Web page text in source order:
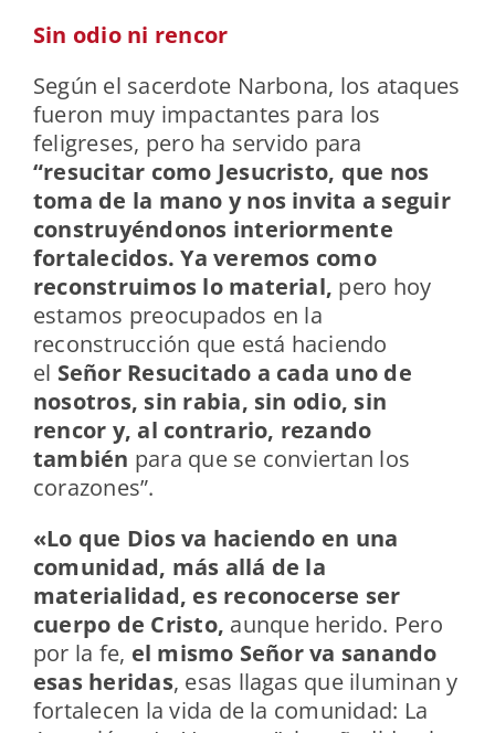
Sin odio ni rencor
Según el sacerdote Narbona, los ataques
fueron muy impactantes para los
feligreses, pero ha servido para
“resucitar como Jesucristo, que nos
toma de la mano y nos invita a seguir
construyéndonos interiormente
fortalecidos. Ya veremos como
reconstruimos lo material, pero hoy
estamos preocupados en la
reconstrucción que está haciendo
el Señor Resucitado a cada uno de
nosotros, sin rabia, sin odio, sin
rencor y, al contrario, rezando
también para que se conviertan los
corazones”.
«Lo que Dios va haciendo en una
comunidad, más allá de la
materialidad, es reconocerse ser
cuerpo de Cristo, aunque herido. Pero
por la fe, el mismo Señor va sanando
esas heridas, esas llagas que iluminan y
fortalecen la vida de la comunidad: La